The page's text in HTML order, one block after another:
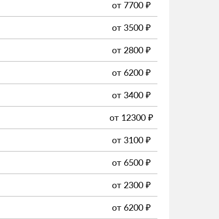
от 7700 ₽
от 3500 ₽
от 2800 ₽
от 6200 ₽
от 3400 ₽
от 12300 ₽
от 3100 ₽
от 6500 ₽
от 2300 ₽
от 6200 ₽